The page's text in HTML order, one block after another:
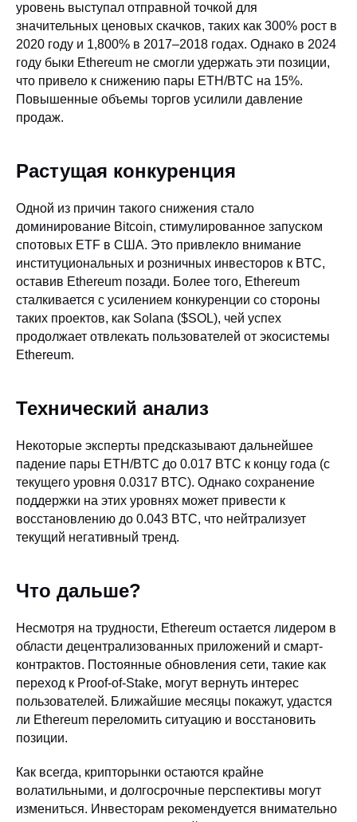
уровень выступал отправной точкой для
значительных ценовых скачков, таких как 300% рост в
2020 году и 1,800% в 2017–2018 годах. Однако в 2024
году быки Ethereum не смогли удержать эти позиции,
что привело к снижению пары ETH/BTC на 15%.
Повышенные объемы торгов усилили давление
продаж.
Растущая конкуренция
Одной из причин такого снижения стало
доминирование Bitcoin, стимулированное запуском
спотовых ETF в США. Это привлекло внимание
институциональных и розничных инвесторов к BTC,
оставив Ethereum позади. Более того, Ethereum
сталкивается с усилением конкуренции со стороны
таких проектов, как Solana ($SOL), чей успех
продолжает отвлекать пользователей от экосистемы
Ethereum.
Технический анализ
Некоторые эксперты предсказывают дальнейшее
падение пары ETH/BTC до 0.017 BTC к концу года (с
текущего уровня 0.0317 BTC). Однако сохранение
поддержки на этих уровнях может привести к
восстановлению до 0.043 BTC, что нейтрализует
текущий негативный тренд.
Что дальше?
Несмотря на трудности, Ethereum остается лидером в
области децентрализованных приложений и смарт-
контрактов. Постоянные обновления сети, такие как
переход к Proof-of-Stake, могут вернуть интерес
пользователей. Ближайшие месяцы покажут, удастся
ли Ethereum переломить ситуацию и восстановить
позиции.
Как всегда, крипторынки остаются крайне
волатильными, и долгосрочные перспективы могут
измениться. Инвесторам рекомендуется внимательно